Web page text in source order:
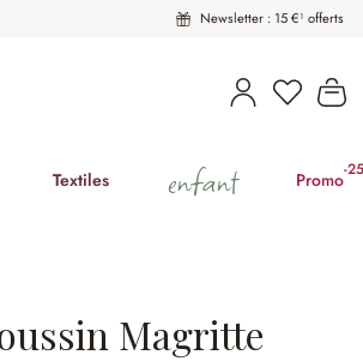
Newsletter : 15 €¹ offerts
Vous
Textiles enfant Promo-
Magritte